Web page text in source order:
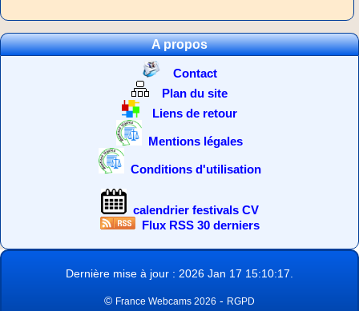
A propos
Contact
Plan du site
Liens de retour
Mentions légales
Conditions d'utilisation
calendrier festivals CV
Flux RSS 30 derniers
Dernière mise à jour : 2026 Jan 17 15:10:17.
© France Webcams 2026 - RGPD